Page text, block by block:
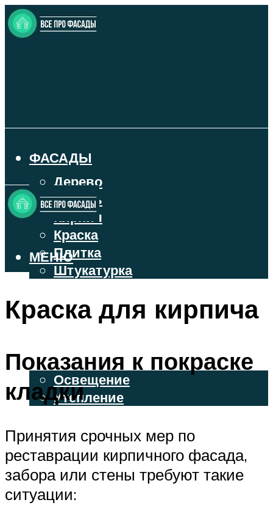
ФАСАДЫ
Дерево
Камень
Кирпич
Краска
Плитка
Штукатурка
ФАСАДНЫЙ САЙДИНГ
ОСВЕЩЕНИЕ И УТЕПЛЕНИЕ
Освещение
Утепление
МЕНЮ
МЕНЮ
Краска для кирпича
Показания к покраске
кладки
Принятия срочных мер по
реставрации кирпичного фасада,
забора или стены требуют такие
ситуации: